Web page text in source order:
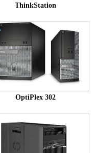
ThinkStation
OptiPlex 302